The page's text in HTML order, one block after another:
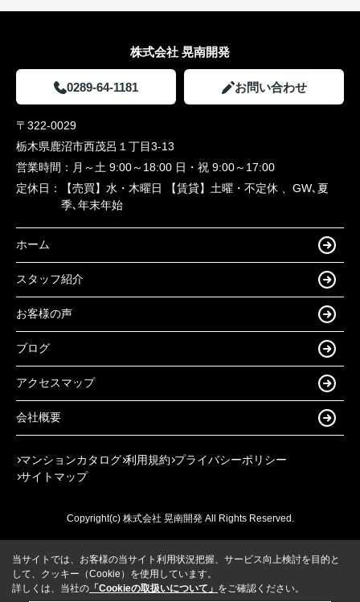
株式会社 晃南開発
0289-64-1181 お問い合わせ
〒322-0029
栃木県鹿沼市西茂呂１丁目3-13
営業時間： 月～土 9:00～18:00 日・祝 9:00～17:00
定休日：
【売買】水・木曜日 【賃貸】土曜・不定休 、GW､夏
季､年末年始
ホーム
スタッフ紹介
お客様の声
ブログ
アクセスマップ
会社概要
マンションカタログ 利用規約 プライバシーポリシー
サイトマップ
Copyright(c) 株式会社 晃南開発 All Rights Reserved.
当サイトでは、お客様の当サイト利用状況把握、サービス向上検討を目的と
して、クッキー（Cookie）を使用しています。
詳しくは、当社の 「Cookieの取扱いについて」 をご確認ください。